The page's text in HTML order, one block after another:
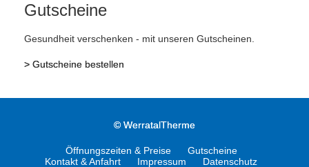
Gutscheine
Gesundheit verschenken - mit unseren Gutscheinen.
> Gutscheine bestellen
© WerratalTherme
Öffnungszeiten & Preise
Gutscheine
Kontakt & Anfahrt
Impressum Datenschutz